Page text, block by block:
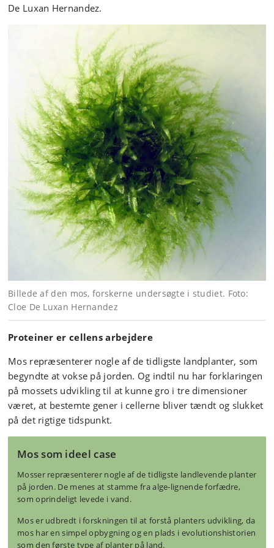
De Luxan Hernandez.
Billede af den mos, forskerne undersøgte i studiet. Foto:
Cloe De Luxan Hernandez
Proteiner er cellens arbejdere
Mos repræsenterer nogle af de tidligste landplanter, som
begyndte at vokse på jorden. Og indtil nu har forklaringen
på mossets udvikling til at kunne gro i tre dimensioner
været, at bestemte gener i cellerne bliver tændt og slukket
på det rigtige tidspunkt.
Mos som ideel case
Mosser repræsenterer nogle af de tidligste landlevende planter
på jorden. De menes at stamme fra alge‑lignende forfædre,
som oprindeligt levede i vand.
Mos er udbredt i forskningen til at forstå planters udvikling, da
mos har en simpel opbygning og en plads i evolutionshistorien
som den første type af planter på land.